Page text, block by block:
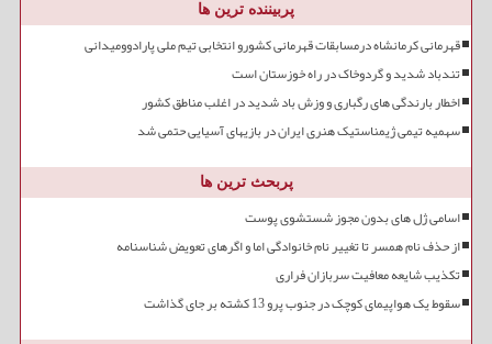
پربیننده ترین ها
قهرمانی کرمانشاه درمسابقات قهرمانی کشورو انتخابی تیم ملی پارادوومیدانی
تندباد شدید و گردوخاک در راه خوزستان است
اخطار بارندگی های رگباری و وزش باد شدید در اغلب مناطق کشور
سهمیه تیمی ژیمناستیک هنری ایران در بازیهای آسیایی حتمی شد
پربحث ترین ها
اسامی ژل های بدون مجوز شستشوی پوست
از حذف نام همسر تا تغییر نام خانوادگی اما و اگرهای تعویض شناسنامه
تکذیب شایعه معافیت سربازان فراری
سقوط یک هواپیمای کوچک در جنوب پرو 13 کشته بر جای گذاشت